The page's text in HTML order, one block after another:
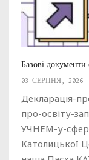
Базові документи
03 СЕРПНЯ, 2026
Декларація-
про-освіту-
УЧНЕМ-у-
Католицької